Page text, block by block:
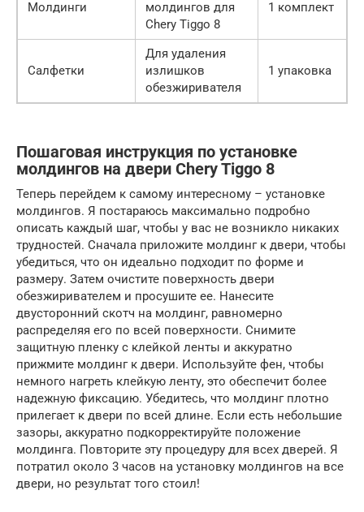
Молдинги
молдингов для
Chery Tiggo 8
1 комплект
Салфетки
Для удаления
излишков
обезжиривателя
1 упаковка
Пошаговая инструкция по установке
молдингов на двери Chery Tiggo 8
Теперь перейдем к самому интересному – установке
молдингов. Я постараюсь максимально подробно
описать каждый шаг, чтобы у вас не возникло никаких
трудностей. Сначала приложите молдинг к двери, чтобы
убедиться, что он идеально подходит по форме и
размеру. Затем очистите поверхность двери
обезжиривателем и просушите ее. Нанесите
двусторонний скотч на молдинг, равномерно
распределяя его по всей поверхности. Снимите
защитную пленку с клейкой ленты и аккуратно
прижмите молдинг к двери. Используйте фен, чтобы
немного нагреть клейкую ленту, это обеспечит более
надежную фиксацию. Убедитесь, что молдинг плотно
прилегает к двери по всей длине. Если есть небольшие
зазоры, аккуратно подкорректируйте положение
молдинга. Повторите эту процедуру для всех дверей. Я
потратил около 3 часов на установку молдингов на все
двери, но результат того стоил!